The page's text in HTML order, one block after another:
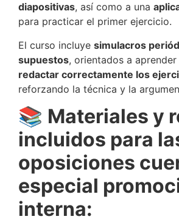
diapositivas, así como a una
para practicar el primer ejercicio.
El curso incluye simulacros
supuestos, orientados a aprender
redactar correctamente los
reforzando la técnica y la
📚 Materiales y
incluidos para
oposiciones
especial
interna: